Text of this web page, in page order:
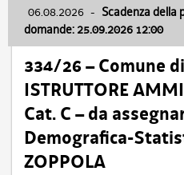
06.08.2026 - Scadenza della
domande: 25.09.2026 12:00
334/26 – Comune
ISTRUTTORE
Cat. C – da
Demografica-
ZOPPOLA